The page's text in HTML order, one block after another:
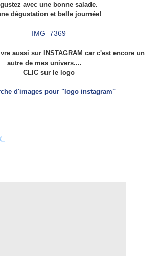
avec une bonne salade.
dégustation et belle journée!
aussi sur INSTAGRAM car c'est encore un
autre de mes univers....
CLIC sur le logo